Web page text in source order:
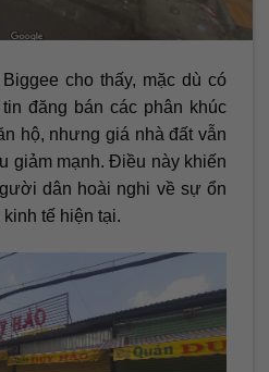
cho thấy, mặc dù có
đăng bán các phân khúc
hộ, nhưng giá nhà đất vẫn
giảm mạnh. Điều này khiến
dân hoài nghi về sự ổn
tế hiện tại.